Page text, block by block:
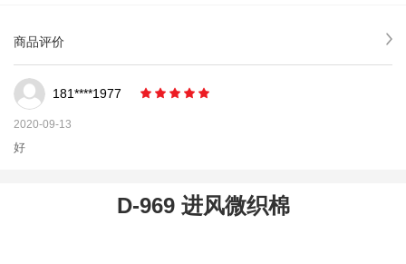
商品评价
181****1977
2020-09-13
好
D-969 进风微织棉